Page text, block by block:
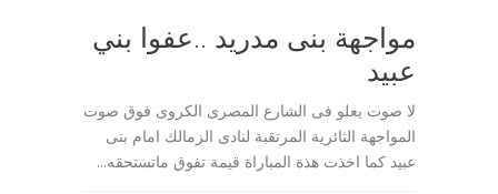
مواجهة بنى مدريد ..عفوا بني
عبيد
لا صوت يعلو فى الشارع المصرى الكروى فوق صوت
المواجهة الثائرية المرتقبة لنادى الزمالك امام بنى
عبيد كما اخذت هذة المباراة قيمة تفوق ماتستحقه...